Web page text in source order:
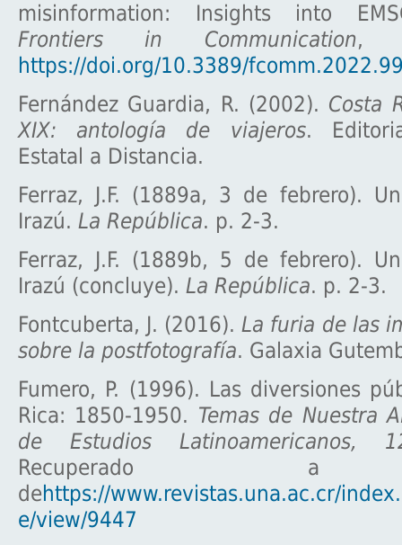
misinformation: Insights into
Frontiers in Communication
https://doi.org/10.3389/
Fernández Guardia, R. (2002). Costa
XIX: antología de viajeros.
Estatal a Distancia.
Ferraz, J.F. (1889a, 3 de febrero).
Irazú. La República. p. 2-3.
Ferraz, J.F. (1889b, 5 de febrero).
Irazú (concluye). La República. p. 2-3.
Fontcuberta, J. (2016).La furia de las
sobre la postfotografía. Galaxia
Fumero, P. (1996). Las diversiones
Rica: 1850-1950. Temas de Nuestra
de Estudios Latinoamericanos,
Recuperado
dehttps://www.revistas.una.ac.cr/
e/view/9447